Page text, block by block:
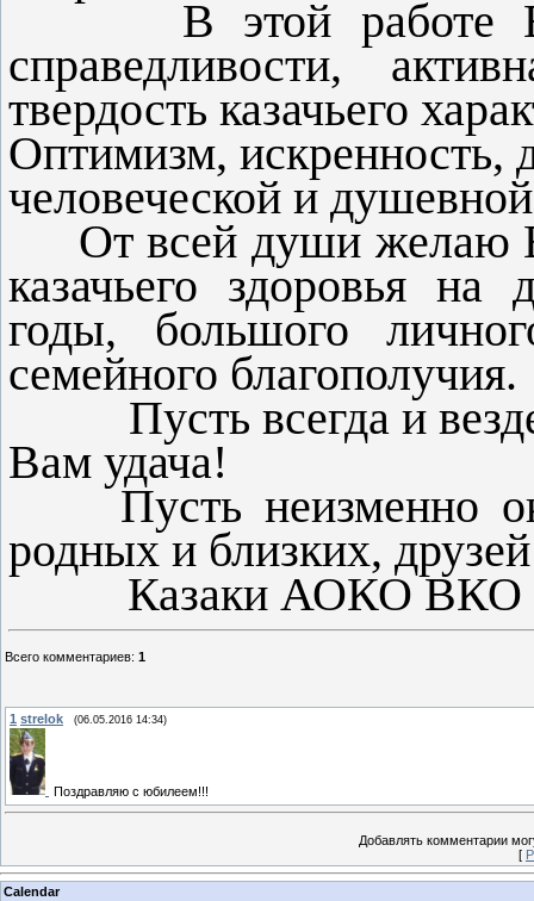
В этой работе Вам
справедливости,
твердость казачьего
Оптимизм, искренность,
человеческой и
От всей души желаю
казачьего здоровья на
годы, большого
семейного благополучия.
Пусть всегда и везде
Вам удача!
Пусть неизменно
родных и близких,
Казаки АОКО ВКО
Всего комментариев: 1
1 strelok (06.05.2016 14:34)
Поздравляю с юбилеем!!!
Добавлять комментарии
[
Calendar